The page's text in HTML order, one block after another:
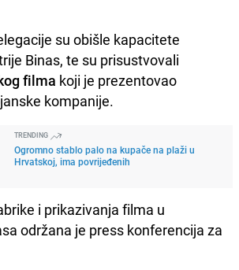
su obišle kapacitete
Binas, te su prisustvovali
filma koji je prezentovao
kompanije.
TRENDING
Ogromno stablo palo na kupače na plaži u
Hrvatskoj, ima povrijeđenih
i prikazivanja filma u
održana je press konferencija za